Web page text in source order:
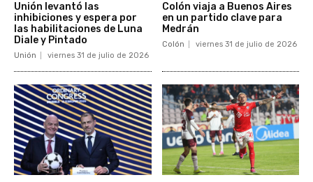
Unión levantó las
inhibiciones y espera por
las habilitaciones de Luna
Diale y Pintado
Unión viernes 31 de julio de 2026
Colón viaja a Buenos Aires
en un partido clave para
Medrán
Colón viernes 31 de julio de 2026